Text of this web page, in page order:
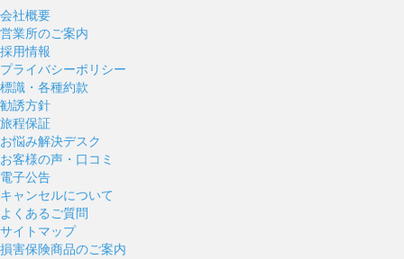
会社概要
営業所のご案内
採用情報
プライバシーポリシー
標識・各種約款
勧誘方針
旅程保証
お悩み解決デスク
お客様の声・口コミ
電子公告
キャンセルについて
よくあるご質問
サイトマップ
損害保険商品のご案内